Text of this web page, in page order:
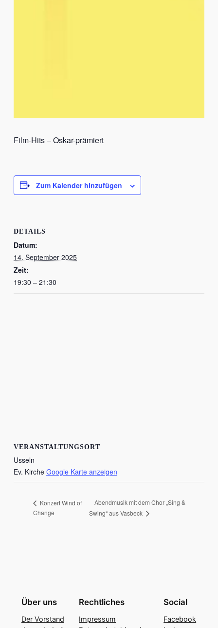
Film-Hits – Oskar-prämiert
Zum Kalender hinzufügen
DETAILS
Datum:
14. September 2025
Zeit:
19:30 – 21:30
VERANSTALTUNGSORT
Usseln
Ev. Kirche Google Karte anzeigen
Konzert Wind of
Change
Abendmusik mit dem Chor „Sing &
Swing“ aus Vasbeck
Über uns
Der Vorstand
Rechtliches
Impressum
Social
Facebook